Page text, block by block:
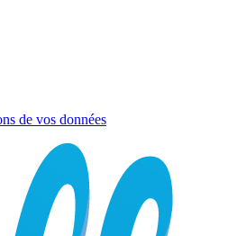
de vos données